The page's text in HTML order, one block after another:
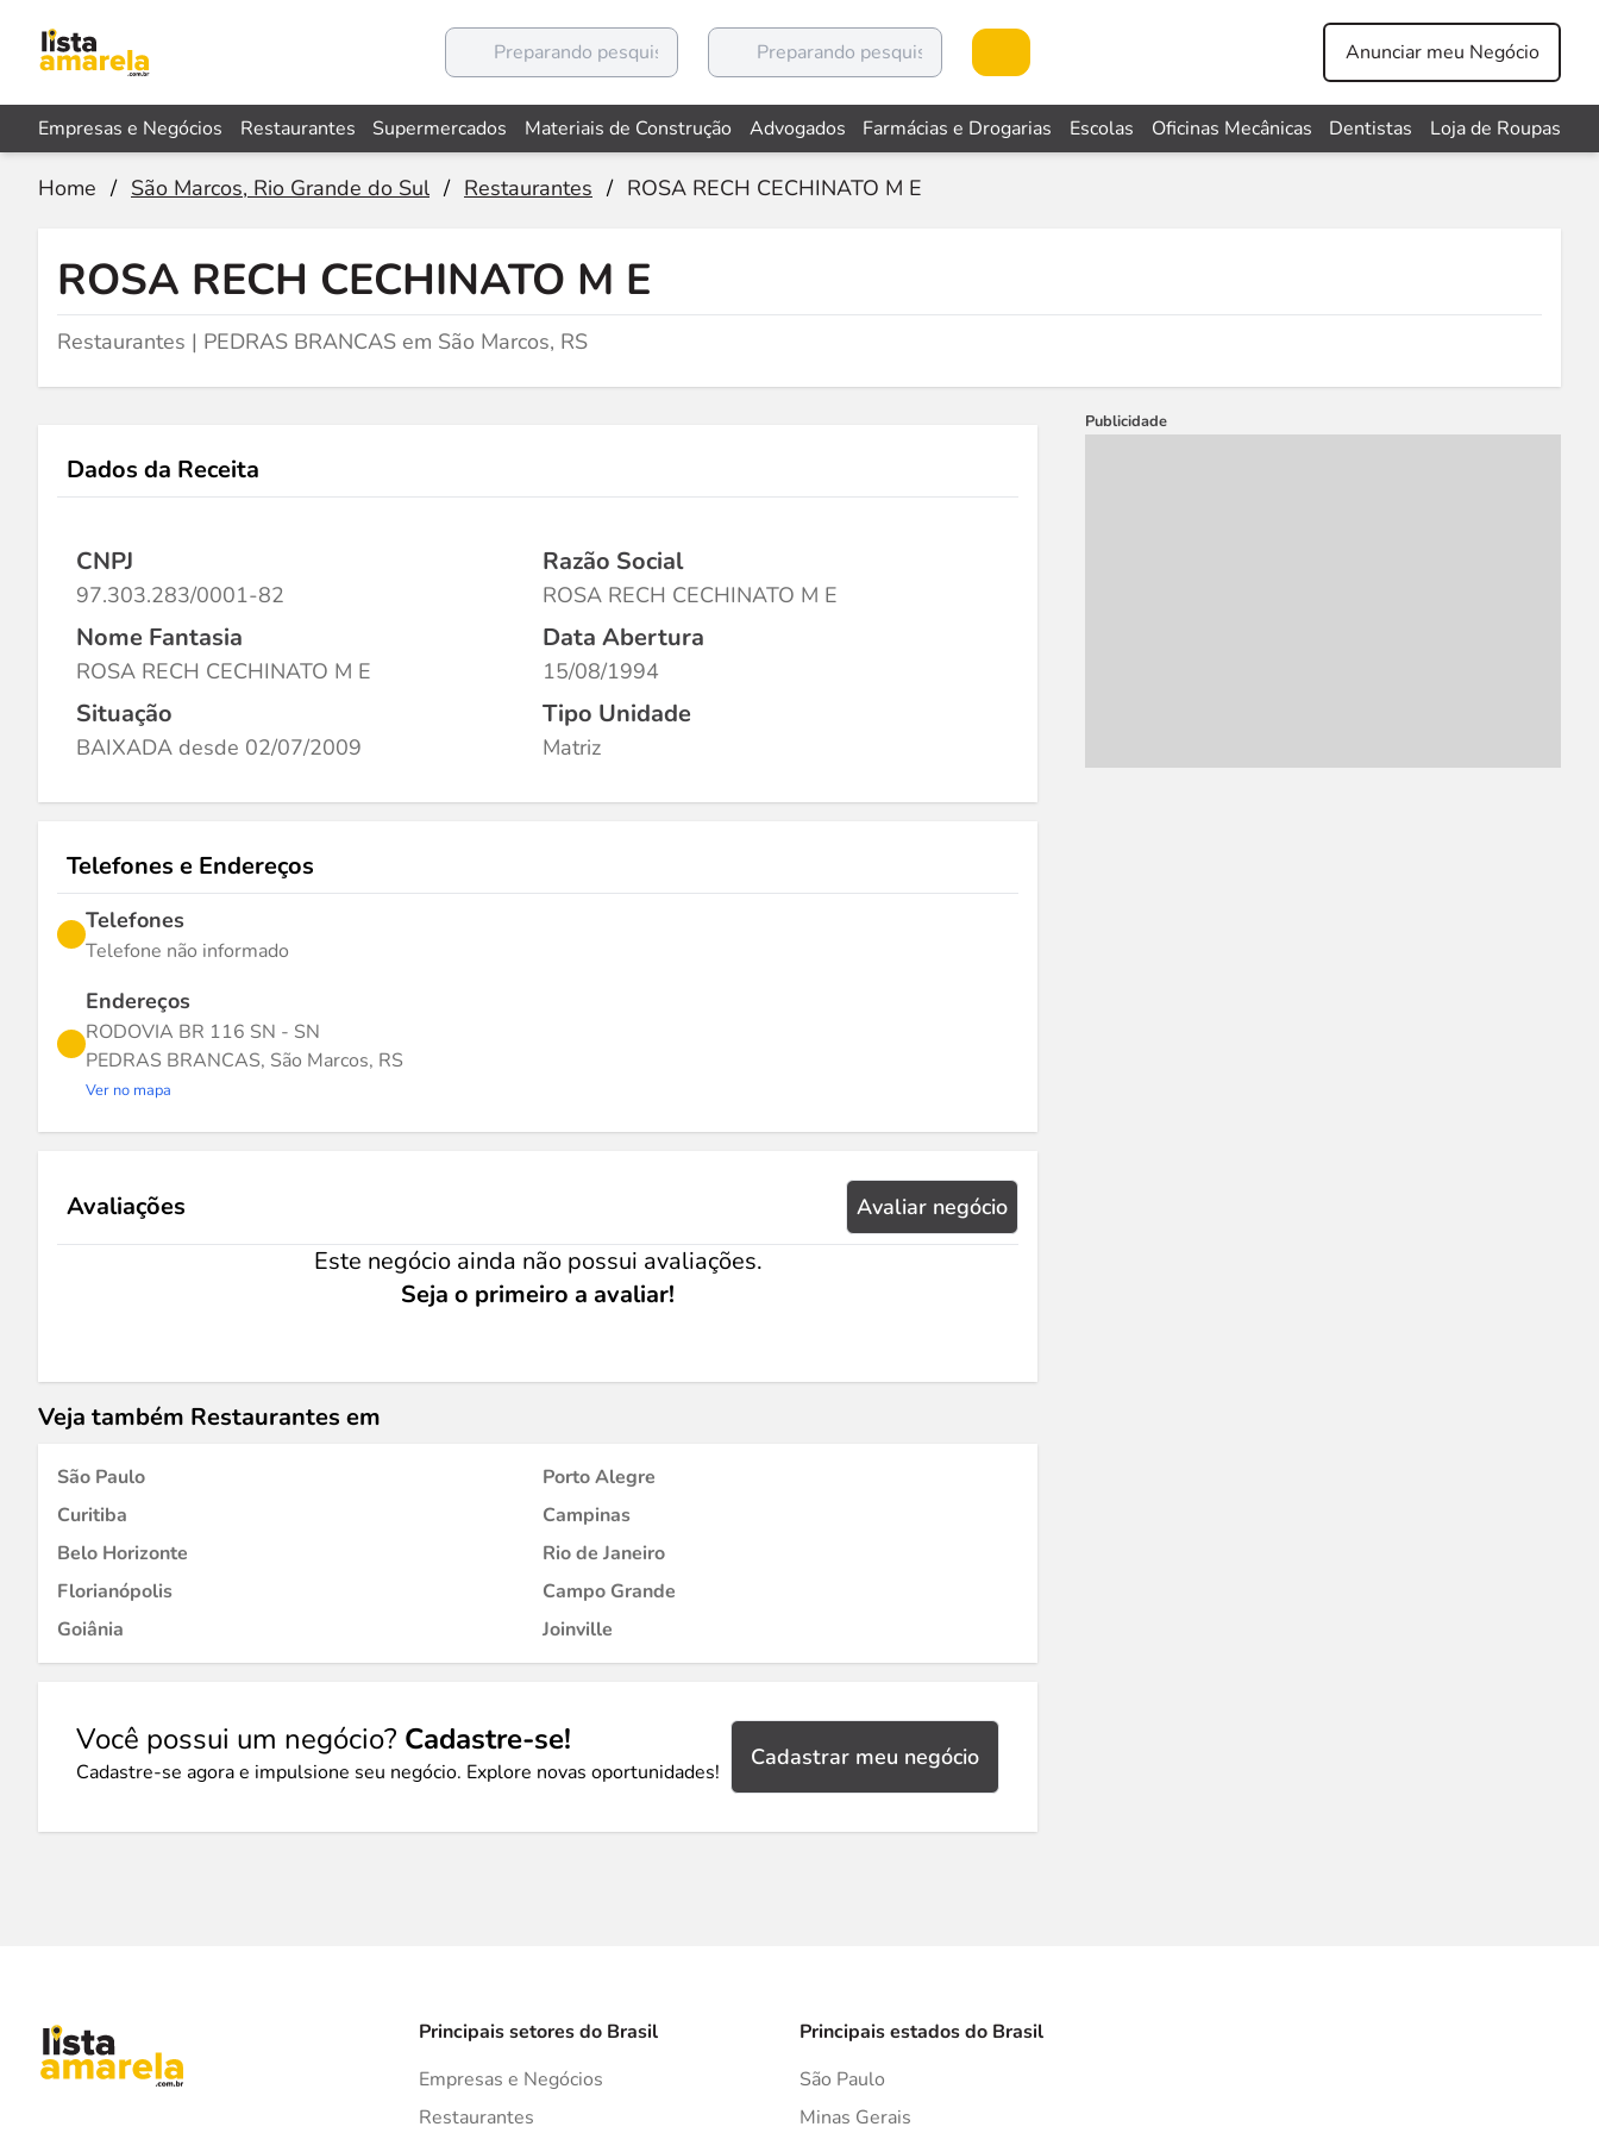
Anunciar meu Negócio
Empresas e Negócios Restaurantes Supermercados Materiais de Construção Advogados Farmácias e Drogarias Escolas Oficinas Mecânicas Dentistas Loja de Roupas
Home / São Marcos, Rio Grande do Sul / Restaurantes / ROSA RECH CECHINATO M E
ROSA RECH CECHINATO M E
Restaurantes | PEDRAS BRANCAS em São Marcos, RS
Dados da Receita
CNPJ
97.303.283/0001-82
Razão Social
ROSA RECH CECHINATO M E
Nome Fantasia
ROSA RECH CECHINATO M E
Data Abertura
15/08/1994
Situação
BAIXADA desde 02/07/2009
Tipo Unidade
Matriz
Telefones e Endereços
Telefones
Telefone não informado
Endereços
RODOVIA BR 116 SN - SN
PEDRAS BRANCAS, São Marcos, RS
Ver no mapa
Avaliações Avaliar negócio
Este negócio ainda não possui avaliações.
Seja o primeiro a avaliar!
Veja também Restaurantes em
São Paulo
Porto Alegre
Curitiba
Campinas
Belo Horizonte
Rio de Janeiro
Florianópolis
Campo Grande
Goiânia
Joinville
Você possui um negócio? Cadastre-se!
Cadastre-se agora e impulsione seu negócio. Explore novas oportunidades!
Cadastrar meu negócio
Publicidade
Principais setores do Brasil
Empresas e Negócios
Restaurantes
Principais estados do Brasil
São Paulo
Minas Gerais